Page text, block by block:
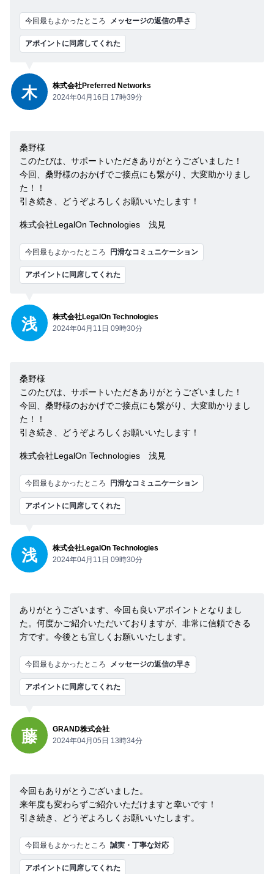
今回最もよかったところ メッセージの返信の早さ
アポイントに同席してくれた
木
株式会社Preferred Networks
2024年04月16日 17時39分
桑野様
このたびは、サポートいただきありがとうございました！
今回、桑野様のおかげでご接点にも繋がり、大変助かりまし
た！！
引き続き、どうぞよろしくお願いいたします！
株式会社LegalOn Technologies 浅見
今回最もよかったところ 円滑なコミュニケーション
アポイントに同席してくれた
浅
株式会社LegalOn Technologies
2024年04月11日 09時30分
桑野様
このたびは、サポートいただきありがとうございました！
今回、桑野様のおかげでご接点にも繋がり、大変助かりまし
た！！
引き続き、どうぞよろしくお願いいたします！
株式会社LegalOn Technologies 浅見
今回最もよかったところ 円滑なコミュニケーション
アポイントに同席してくれた
浅
株式会社LegalOn Technologies
2024年04月11日 09時30分
ありがとうございます、今回も良いアポイントとなりまし
た。何度かご紹介いただいておりますが、非常に信頼できる
方です。今後とも宜しくお願いいたします。
今回最もよかったところ メッセージの返信の早さ
アポイントに同席してくれた
藤
GRAND株式会社
2024年04月05日 13時34分
今回もありがとうございました。
来年度も変わらずご紹介いただけますと幸いです！
引き続き、どうぞよろしくお願いいたします。
今回最もよかったところ 誠実・丁寧な対応
アポイントに同席してくれた